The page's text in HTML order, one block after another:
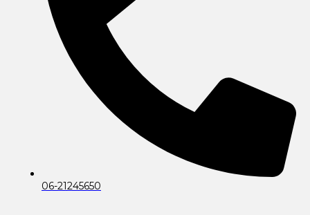
06-21245650